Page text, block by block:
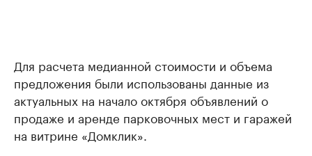
Для расчета медианной стоимости и объема
предложения были использованы данные из
актуальных на начало октября объявлений о
продаже и аренде парковочных мест и гаражей
на витрине «Домклик».